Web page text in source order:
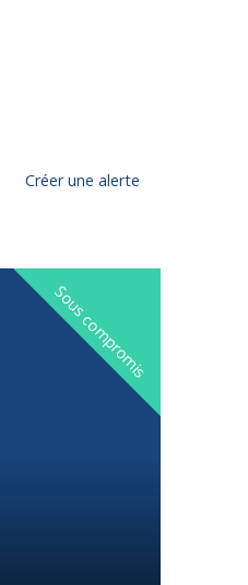
Créer une alerte
Sous compromis